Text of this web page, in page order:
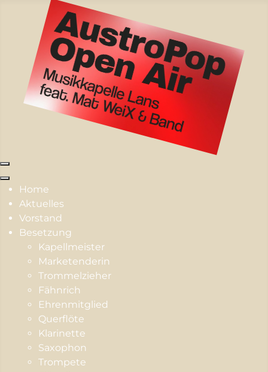
Home
Aktuelles
Vorstand
Besetzung
Kapellmeister
Marketenderin
Trommelzieher
Fähnrich
Ehrenmitglied
Querflöte
Klarinette
Saxophon
Trompete